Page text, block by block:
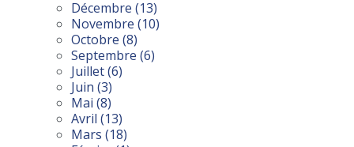
Décembre (13)
Novembre (10)
Octobre (8)
Septembre (6)
Juillet(6)
Juin (3)
Mai (8)
Avril (13)
Mars (18)